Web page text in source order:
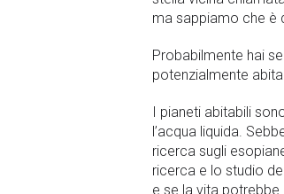
ma sappiamo che è
Probabilmente hai
potenzialmente
I pianeti abitabili
l’acqua liquida.
ricerca sugli
ricerca e lo studio
e se la vita potrebbe